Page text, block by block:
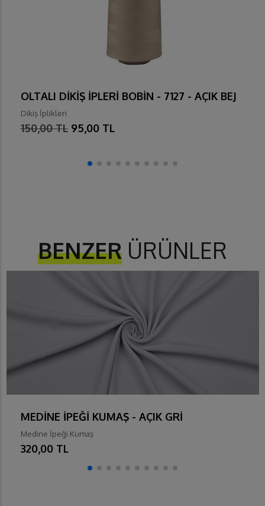
OLTALI DİKİŞ İPLERİ BOBİN - 7127 - AÇIK BEJ
Dikiş İplikleri
150,00 TL 95,00 TL
BENZER ÜRÜNLER
MEDİNE İPEĞİ KUMAŞ - AÇIK GRİ
Medine İpeği Kumaş
320,00 TL